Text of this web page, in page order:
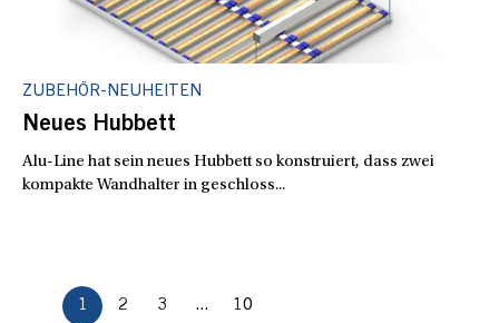
ZUBEHÖR-NEUHEITEN
Neues Hubbett
Alu-Line hat sein neues Hubbett so konstruiert, dass zwei
kompakte Wandhalter in geschloss...
1 2 3 ... 10